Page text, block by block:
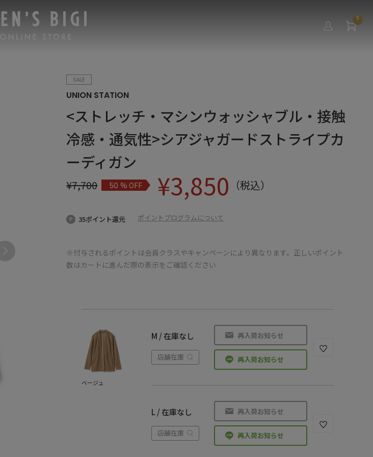
0
SALE
UNION STATION
<ストレッチ・マシンウォッシャブル・接触
冷感・通気性>シアジャガードストライプカ
ーディガン
¥7,700 50% OFF ¥3,850 （税込）
35ポイント還元 ポイントプログラムについて
※付与されるポイントは会員クラスやキャンペーンにより異なります。正しいポイント
数はカートに進んだ際の表示をご確認ください
ベージュ
M / 在庫なし
店舗在庫
再入荷お知らせ
再入荷お知らせ
L / 在庫なし
店舗在庫
再入荷お知らせ
再入荷お知らせ